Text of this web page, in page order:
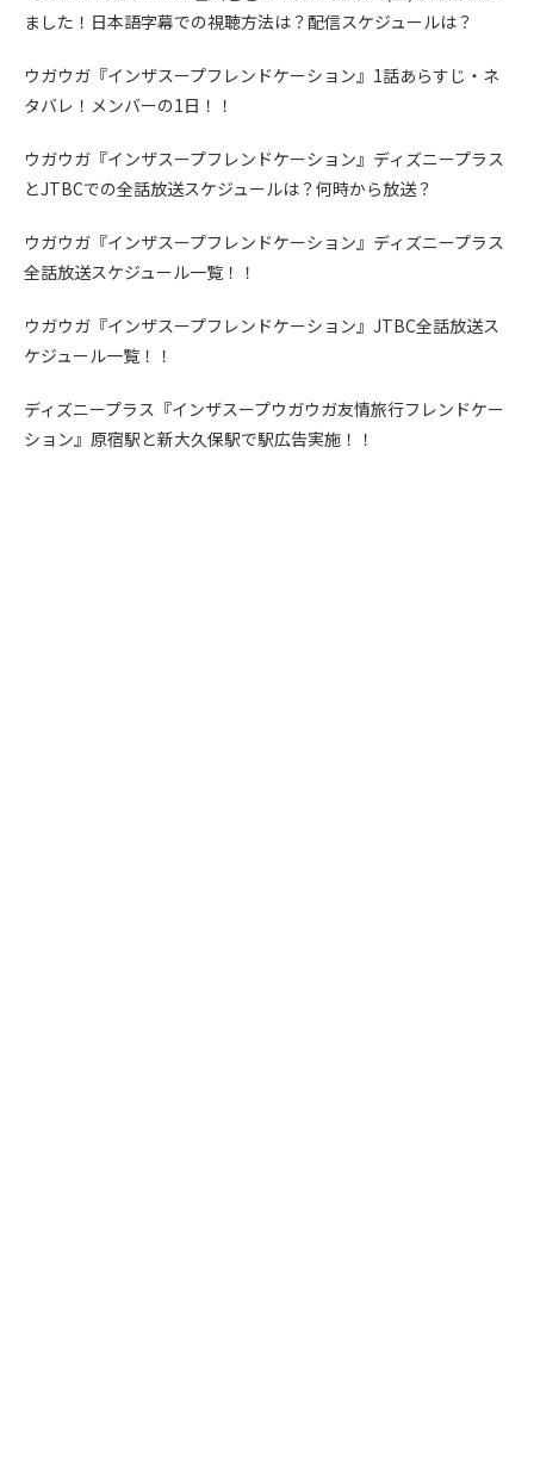
ました！日本語字幕での視聴方法は？配信スケジュールは？
ウガウガ『インザスープフレンドケーション』1話あらすじ・ネ
タバレ！メンバーの1日！！
ウガウガ『インザスープフレンドケーション』ディズニープラス
とJTBCでの全話放送スケジュールは？何時から放送？
ウガウガ『インザスープフレンドケーション』ディズニープラス
全話放送スケジュール一覧！！
ウガウガ『インザスープフレンドケーション』JTBC全話放送ス
ケジュール一覧！！
ディズニープラス『インザスープウガウガ友情旅行フレンドケー
ション』原宿駅と新大久保駅で駅広告実施！！